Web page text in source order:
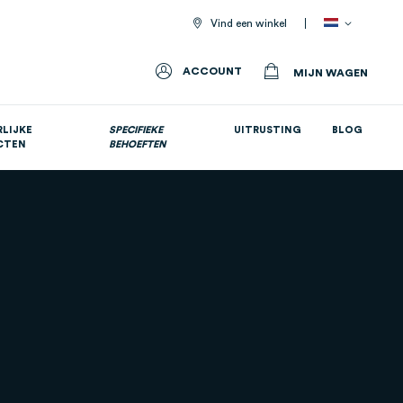
Vind een winkel
ACCOUNT MIJN WAGEN
SPECIFIEKE
BEHOEFTEN
UITRUSTING BLOG